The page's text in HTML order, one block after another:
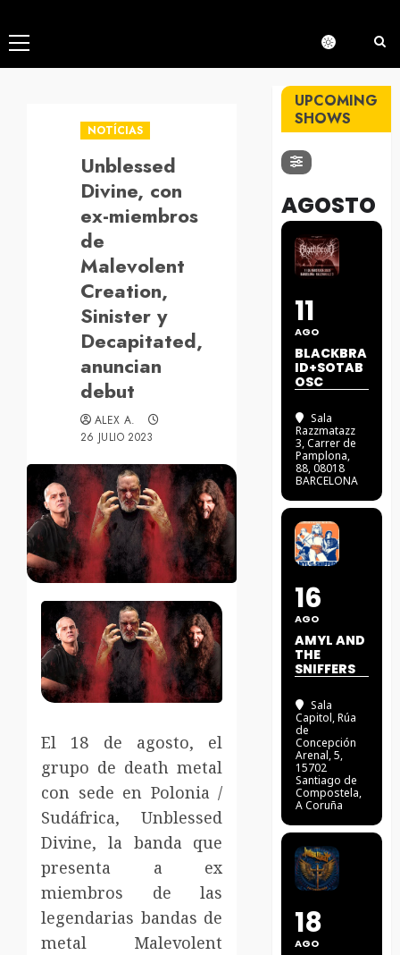
Menú
principal
NOTÍCIAS
Unblessed
Divine, con
ex-miembros
de
Malevolent
Creation,
Sinister y
Decapitated,
anuncian
debut
ALEX A.
26 JULIO 2023
El 18 de agosto, el
grupo de death metal
con sede en Polonia /
Sudáfrica, Unblessed
Divine, la banda que
presenta a ex
miembros de las
legendarias bandas de
metal Malevolent
UPCOMING
SHOWS
AGOSTO
11
AGO
BLACKBRA
ID+SOTAB
OSC
Sala
Razzmatazz
3, Carrer de
Pamplona,
88, 08018
BARCELONA
16
AGO
AMYL AND
THE
SNIFFERS
Sala
Capitol, Rúa
de
Concepción
Arenal, 5,
15702
Santiago de
Compostela,
A Coruña
18
AGO